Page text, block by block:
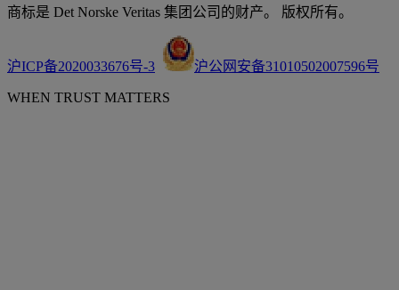
商标是 Det Norske Veritas 集团公司的财产。 版权所有。
沪ICP备2020033676号-3 沪公网安备31010502007596号
WHEN TRUST MATTERS